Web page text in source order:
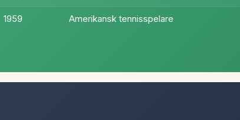
1959 Amerikansk tennisspelare